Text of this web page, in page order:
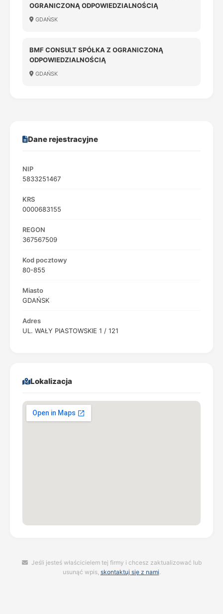
OGRANICZONĄ ODPOWIEDZIALNOŚCIĄ
GDAŃSK
BMF CONSULT SPÓŁKA Z OGRANICZONĄ
ODPOWIEDZIALNOŚCIĄ
GDAŃSK
Dane rejestracyjne
NIP
5833251467
KRS
0000683155
REGON
367567509
Kod pocztowy
80-855
Miasto
GDAŃSK
Adres
UL. WAŁY PIASTOWSKIE 1 / 121
Lokalizacja
Jeśli jesteś właścicielem tej firmy i chcesz zaktualizować lub
usunąć wpis, skontaktuj się z nami.